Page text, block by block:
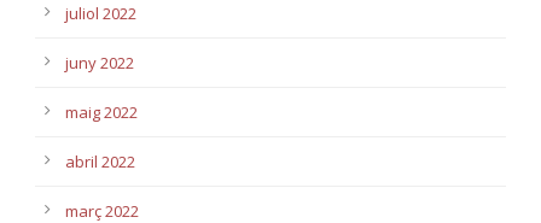
juliol 2022
juny 2022
maig 2022
abril 2022
març 2022